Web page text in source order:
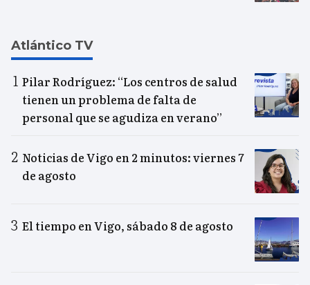
Atlántico TV
Pilar Rodríguez: “Los centros de salud
tienen un problema de falta de
personal que se agudiza en verano”
Noticias de Vigo en 2 minutos: viernes 7
de agosto
El tiempo en Vigo, sábado 8 de agosto